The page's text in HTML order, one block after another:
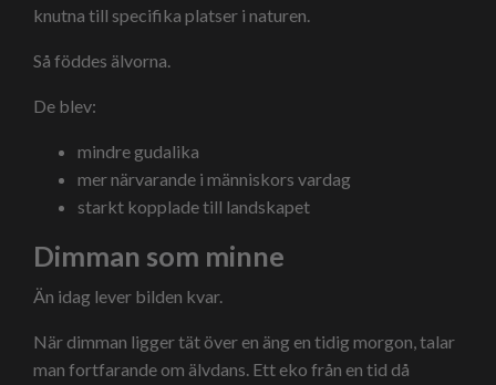
knutna till specifika platser i naturen.
Så föddes älvorna.
De blev:
mindre gudalika
mer närvarande i människors vardag
starkt kopplade till landskapet
Dimman som minne
Än idag lever bilden kvar.
När dimman ligger tät över en äng en tidig morgon, talar
man fortfarande om älvdans. Ett eko från en tid då